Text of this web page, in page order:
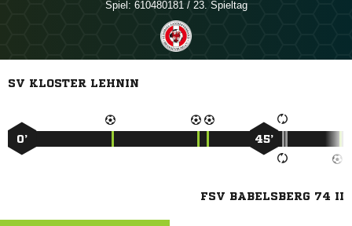
Spiel: 610480181 / 23. Spieltag
SV KLOSTER LEHNIN
0’ 45’
FSV BABELSBERG 74 II